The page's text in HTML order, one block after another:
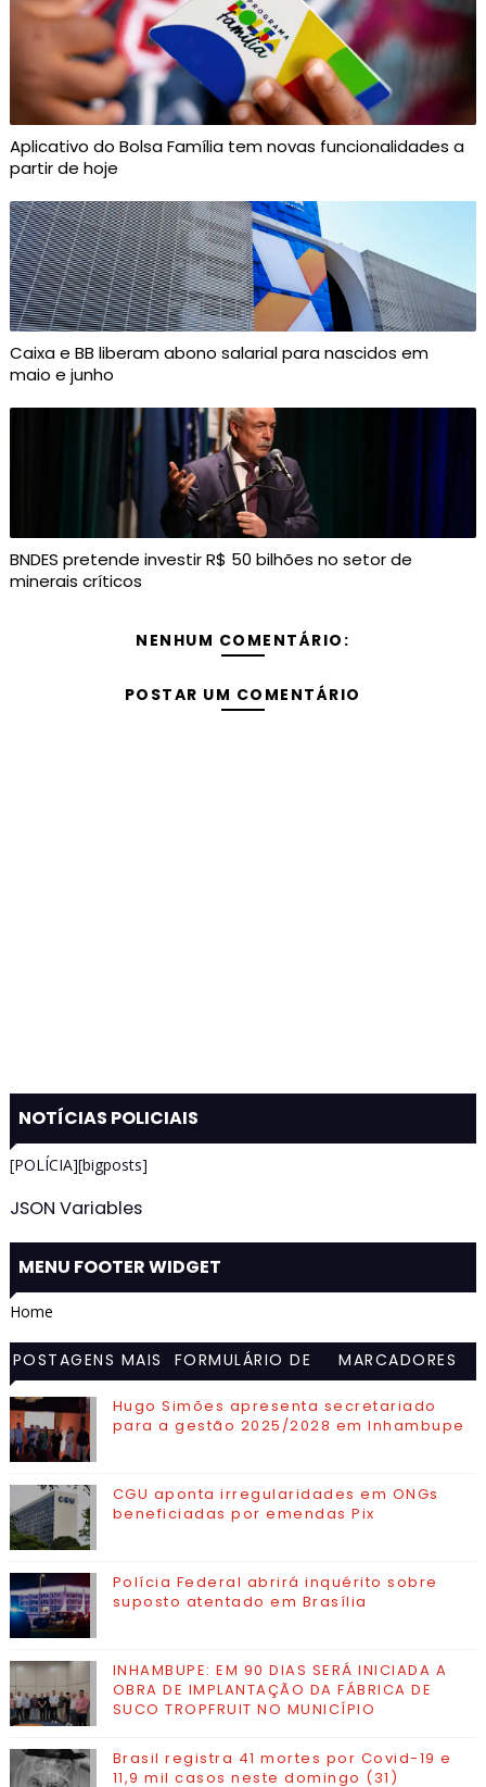
Aplicativo do Bolsa Família tem novas funcionalidades a
partir de hoje
Caixa e BB liberam abono salarial para nascidos em
maio e junho
BNDES pretende investir R$ 50 bilhões no setor de
minerais críticos
NENHUM COMENTÁRIO:
POSTAR UM COMENTÁRIO
NOTÍCIAS POLICIAIS
[POLÍCIA][bigposts]
JSON Variables
MENU FOOTER WIDGET
Home
POSTAGENS MAIS
VISITADAS
FORMULÁRIO DE
MARCADORES
Hugo Simões apresenta secretariado
para a gestão 2025/2028 em Inhambupe
CGU aponta irregularidades em ONGs
beneficiadas por emendas Pix
Polícia Federal abrirá inquérito sobre
suposto atentado em Brasília
INHAMBUPE: EM 90 DIAS SERÁ INICIADA A
OBRA DE IMPLANTAÇÃO DA FÁBRICA DE
SUCO TROPFRUIT NO MUNICÍPIO
Brasil registra 41 mortes por Covid-19 e
11,9 mil casos neste domingo (31)